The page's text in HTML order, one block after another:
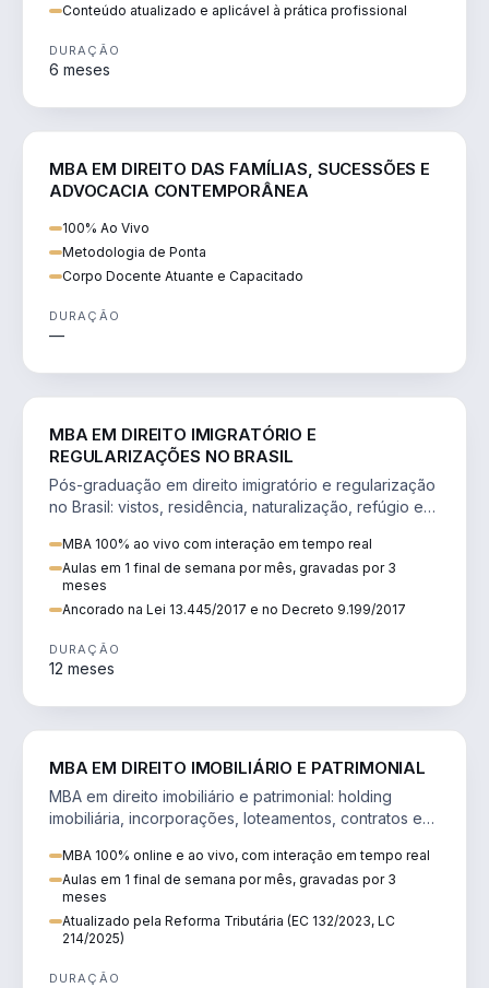
Conteúdo atualizado e aplicável à prática profissional
DURAÇÃO
6 meses
MBA EM DIREITO DAS FAMÍLIAS, SUCESSÕES E
ADVOCACIA CONTEMPORÂNEA
100% Ao Vivo
Metodologia de Ponta
Corpo Docente Atuante e Capacitado
DURAÇÃO
—
MBA EM DIREITO IMIGRATÓRIO E
REGULARIZAÇÕES NO BRASIL
Pós-graduação em direito imigratório e regularização
no Brasil: vistos, residência, naturalização, refúgio e
MBA 100% ao vivo com interação em tempo real
Aulas em 1 final de semana por mês, gravadas por 3
meses
Ancorado na Lei 13.445/2017 e no Decreto 9.199/2017
DURAÇÃO
12 meses
MBA EM DIREITO IMOBILIÁRIO E PATRIMONIAL
MBA em direito imobiliário e patrimonial: holding
imobiliária, incorporações, loteamentos, contratos e
MBA 100% online e ao vivo, com interação em tempo real
Aulas em 1 final de semana por mês, gravadas por 3
meses
Atualizado pela Reforma Tributária (EC 132/2023, LC
214/2025)
DURAÇÃO